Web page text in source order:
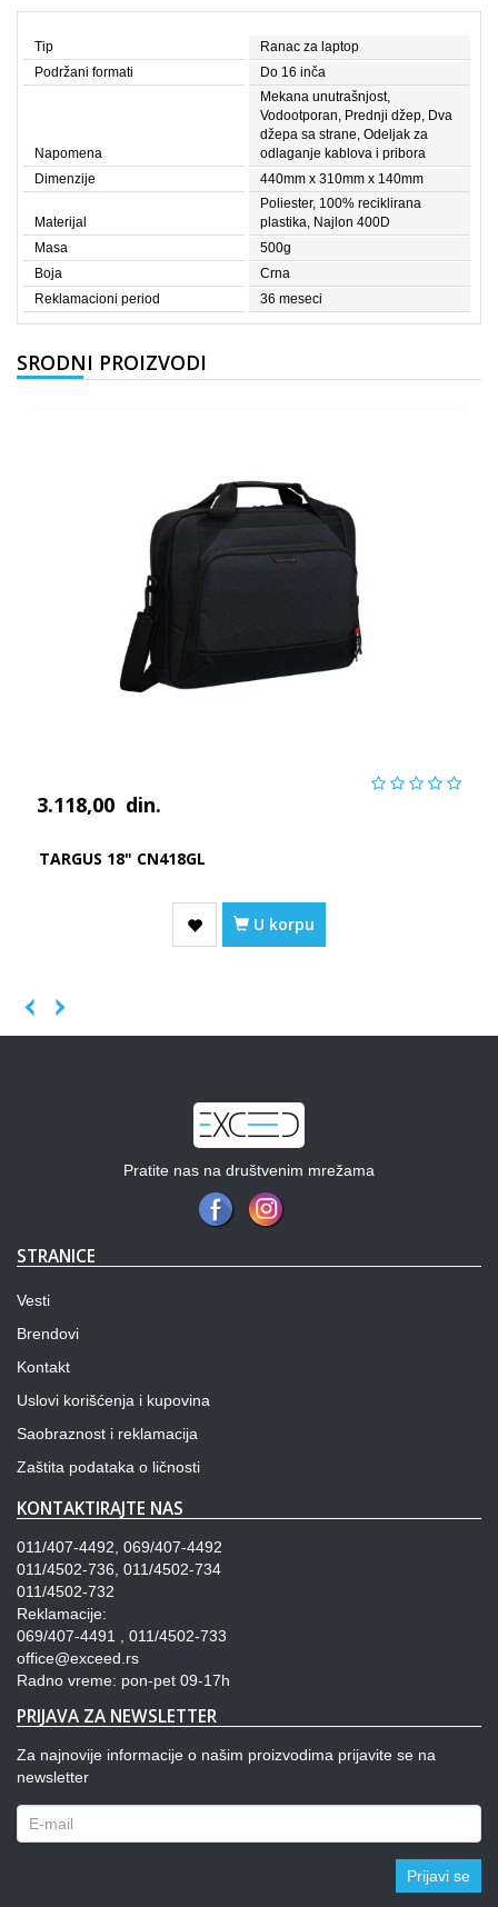
Tip
Ranac za laptop
Podržani formati
Do 16 inča
Napomena
Mekana unutrašnjost,
Vodootporan, Prednji džep, Dva
džepa sa strane, Odeljak za
odlaganje kablova i pribora
Dimenzije
440mm x 310mm x 140mm
Materijal
Poliester, 100% reciklirana
plastika, Najlon 400D
Masa
500g
Boja
Crna
Reklamacioni period
36 meseci
SRODNI PROIZVODI
3.118,00 din.
TARGUS 18" CN418GL
U korpu
Pratite nas na društvenim mrežama
STRANICE
Vesti
Brendovi
Kontakt
Uslovi korišćenja i kupovina
Saobraznost i reklamacija
Zaštita podataka o ličnosti
KONTAKTIRAJTE NAS
011/407-4492, 069/407-4492
011/4502-736, 011/4502-734
011/4502-732
Reklamacije:
069/407-4491 , 011/4502-733
office@exceed.rs
Radno vreme: pon-pet 09-17h
PRIJAVA ZA NEWSLETTER
Za najnovije informacije o našim proizvodima prijavite se na
newsletter
Prijavi se